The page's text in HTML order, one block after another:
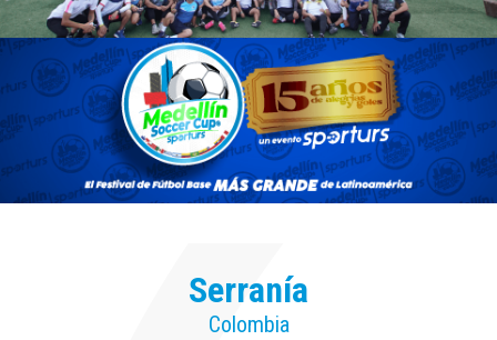
Serranía
Colombia